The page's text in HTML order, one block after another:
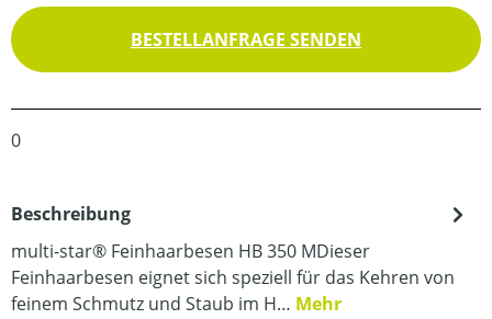
BESTELLANFRAGE SENDEN
0
Beschreibung
multi-star® Feinhaarbesen HB 350 MDieser
Feinhaarbesen eignet sich speziell für das Kehren von
feinem Schmutz und Staub im H… Mehr